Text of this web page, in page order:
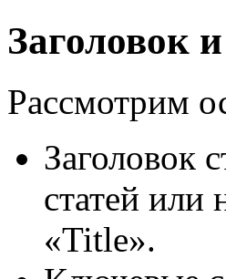
Заголовок
Рассмотрим
Заголовок
статей или
«Title».